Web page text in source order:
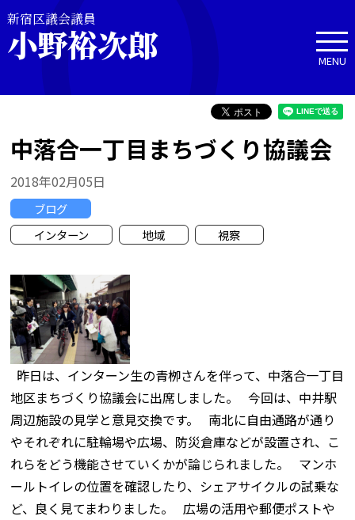
新宿区議会議員
小野裕次郎 MENU
中落合一丁目まちづくり協議会
2018年02月05日
ブログ
インターン
地域 視察
昨日は、インターン生の青栁さんを伴って、中落合一丁目
地区まちづくり協議会に出席しました。 今回は、中井駅
周辺施設の見学と意見交換です。 南北に自由通路が通り
やそれぞれに駐輪場や広場、防災倉庫などが設置され、こ
れらをどう機能させていくかが論じられました。 マンホ
ールトイレの位置を確認したり、シェアサイクルの試乗な
ど、良く見てまわりました。 広場の活用や郵便ポストや